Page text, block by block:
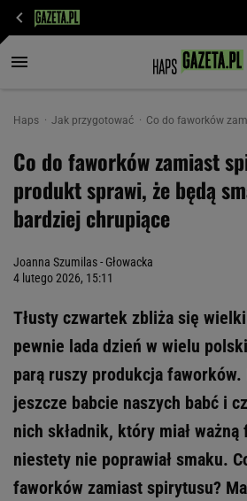
Haps Jak przygotować Co do faworków
Co do faworków zamiast
produkt sprawi, że będą
bardziej chrupiące
Joanna Szumilas - Głowacka
4 lutego 2026, 15:11
Tłusty czwartek zbliża się
pewnie lada dzień w wielu
parą ruszy produkcja
jeszcze babcie naszych babć i
nich składnik, który miał
niestety nie poprawiał smaku.
faworków zamiast spirytusu?